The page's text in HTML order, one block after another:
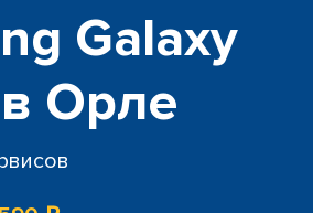
Galaxy
Орле